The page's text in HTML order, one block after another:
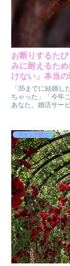
お断りするた
みに耐えるた
けない」本当の
「35までに結婚し
ちゃった」「今年
あなた。婚活サー
マインド作り